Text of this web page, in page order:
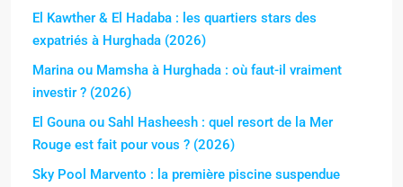
El Kawther & El Hadaba : les quartiers stars des
expatriés à Hurghada (2026)
Marina ou Mamsha à Hurghada : où faut-il vraiment
investir ? (2026)
El Gouna ou Sahl Hasheesh : quel resort de la Mer
Rouge est fait pour vous ? (2026)
Sky Pool Marvento : la première piscine suspendue